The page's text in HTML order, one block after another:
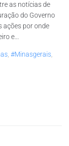
as notícias de
do Governo
ações por onde
e...
, #minasgerais,